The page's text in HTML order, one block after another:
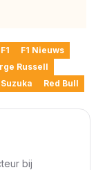
F1
F1 Nieuws
Russell
Suzuka
Red Bull
bij